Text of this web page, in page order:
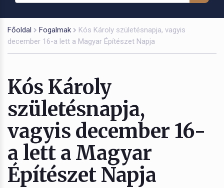
Főoldal Fogalmak
Kós Károly születésnapja, vagyis
december 16-a lett a Magyar Építészet Napja
Kós Károly
születésnapja,
vagyis december 16-
a lett a Magyar
Építészet Napja